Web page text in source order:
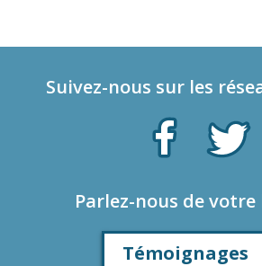
Suivez-nous sur les
Parlez-nous de
Témoignages